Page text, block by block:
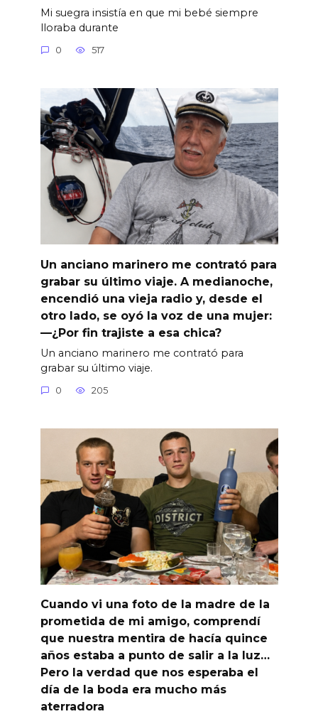
Mi suegra insistía en que mi bebé siempre
lloraba durante
0 517
Un anciano marinero me contrató para
grabar su último viaje. A medianoche,
encendió una vieja radio y, desde el
otro lado, se oyó la voz de una mujer:
—¿Por fin trajiste a esa chica?
Un anciano marinero me contrató para
grabar su último viaje.
0 205
Cuando vi una foto de la madre de la
prometida de mi amigo, comprendí
que nuestra mentira de hacía quince
años estaba a punto de salir a la luz…
Pero la verdad que nos esperaba el
día de la boda era mucho más
aterradora